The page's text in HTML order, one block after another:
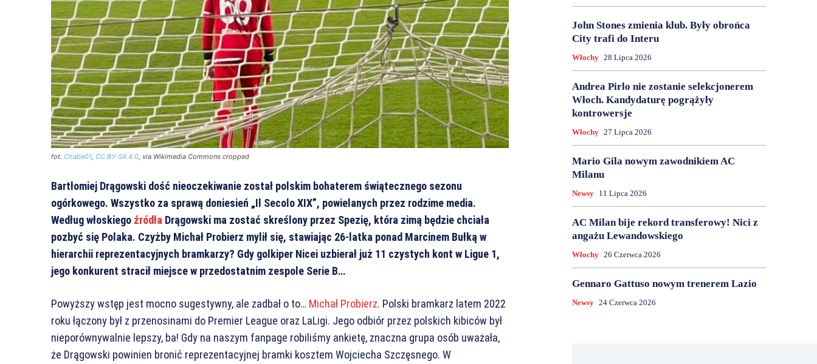
fot. Chabe01 CC BY-SA 4.0 , via Wikimedia Commons cropped
Bartłomiej Drągowski dość nieoczekiwanie został polskim bohaterem świątecznego sezonu
ogórkowego. Wszystko za sprawą doniesień „Il Secolo XIX”, powielanych przez rodzime media.
Według włoskiego źródła Drągowski ma zostać skreślony przez Spezię, która zimą będzie chciała
pozbyć się Polaka. Czyżby Michał Probierz mylił się, stawiając 26-latka ponad Marcinem Bułką w
hierarchii reprezentacyjnych bramkarzy? Gdy golkiper Nicei uzbierał już 11 czystych kont w Ligue 1,
jego konkurent stracił miejsce w przedostatnim zespole Serie B…
Powyższy wstęp jest mocno sugestywny, ale zadbał o to… Michał Probierz. Polski bramkarz latem 2022
roku łączony był z przenosinami do Premier League oraz LaLigi. Jego odbiór przez polskich kibiców był
nieporównywalnie lepszy, ba! Gdy na naszym fanpage robiliśmy ankietę, znaczna grupa osób uważała,
że Drągowski powinien bronić reprezentacyjnej bramki kosztem Wojciecha Szczęsnego. W
John Stones zmienia klub. Były obrońca
City trafi do Interu
Włochy 28 Lipca 2026
Andrea Pirlo nie zostanie selekcjonerem
Włoch. Kandydaturę pogrążyły
kontrowersje
Włochy 27 Lipca 2026
Mario Gila nowym zawodnikiem AC
Milanu
Newsy 11 Lipca 2026
AC Milan bije rekord transferowy! Nici z
angażu Lewandowskiego
Włochy 26 Czerwca 2026
Gennaro Gattuso nowym trenerem Lazio
Newsy 24 Czerwca 2026